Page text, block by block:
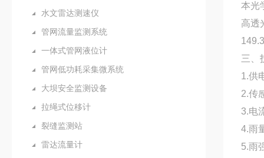
水文雷达测速仪
管网流量监测系统
一体式管网液位计
管网低功耗采集微系统
大坝安全监测设备
拉绳式位移计
裂缝监测站
雷达流量计
本光
高透
三、
1.供
2.传
3.电
4.雨
5.雨